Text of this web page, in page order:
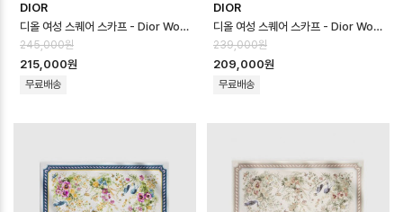
DIOR
디올 여성 스퀘어 스카프 - Dior Womens Square Scarf - acc8741…
245,000원
215,000원
무료배송
DIOR
디올 여성 스퀘어 스카프 - Dior Womens Square Scarf - acc8740…
239,000원
209,000원
무료배송